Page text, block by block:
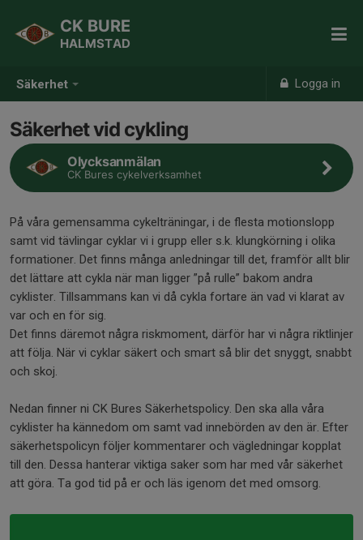
Säkerhet Logga in
CK BURE
HALMSTAD
Säkerhet vid cykling
Olycksanmälan
CK Bures cykelverksamhet
På våra gemensamma cykelträningar, i de flesta motionslopp
samt vid tävlingar cyklar vi i grupp eller s.k. klungkörning i olika
formationer. Det finns många anledningar till det, framför allt blir
det lättare att cykla när man ligger ”på rulle” bakom andra
cyklister. Tillsammans kan vi då cykla fortare än vad vi klarat av
var och en för sig.
Det finns däremot några riskmoment, därför har vi några riktlinjer
att följa. När vi cyklar säkert och smart så blir det snyggt, snabbt
och skoj.
Nedan finner ni CK Bures Säkerhetspolicy. Den ska alla våra
cyklister ha kännedom om samt vad innebörden av den är. Efter
säkerhetspolicyn följer kommentarer och vägledningar kopplat
till den. Dessa hanterar viktiga saker som har med vår säkerhet
att göra. Ta god tid på er och läs igenom det med omsorg.